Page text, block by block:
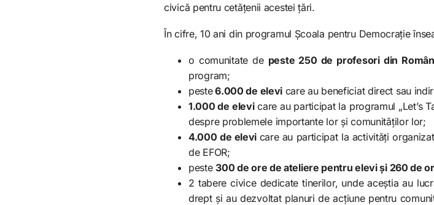
civică pentru cetățenii acestei țări.
În cifre, 10 ani din programul Școala pentru Democrație
o comunitate de peste 250 de profesori din
program;
peste6.000 de elevi care au beneficiat direct sau
1.000 de elevicare au participat la programul „Let’s
despre problemele importante lor și comunităților lor;
4.000 de elevi care au participat la activități
de EFOR;
peste 300 de ore de ateliere pentru elevi și 260 de
2 tabere civice dedicate tinerilor, unde aceștia au
drept și au dezvoltat planuri de acțiune pentru